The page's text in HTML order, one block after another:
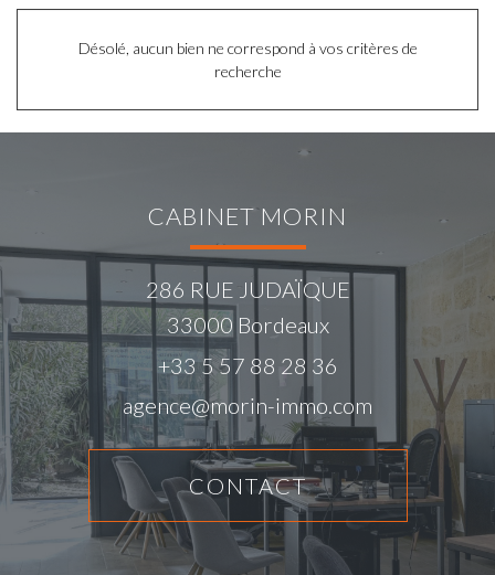
Désolé, aucun bien ne correspond à vos critères de
recherche
CABINET MORIN
286 RUE JUDAÏQUE
33000 Bordeaux
+33 5 57 88 28 36
agence@morin-immo.com
CONTACT